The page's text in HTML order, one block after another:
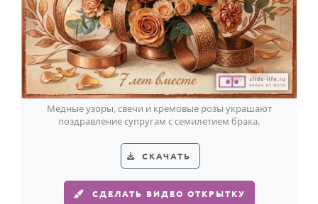
Медные узоры, свечи и кремовые розы украшают
поздравление супругам с семилетием брака.
СКАЧАТЬ
СДЕЛАТЬ ВИДЕО ОТКРЫТКУ